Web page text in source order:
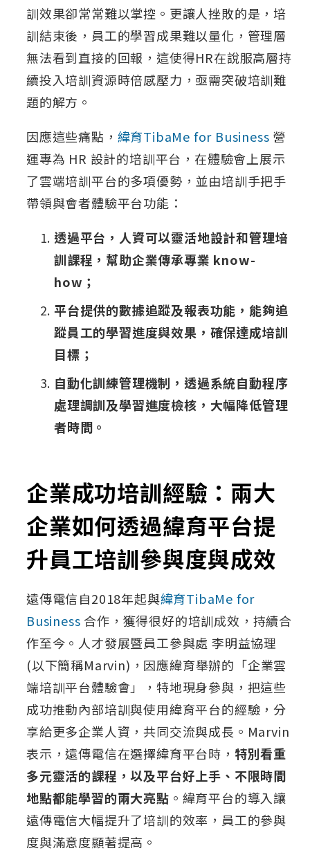
訓效果卻常常難以掌控。更讓人挫敗的是，培
訓結束後，員工的學習成果難以量化，管理層
無法看到直接的回報，這使得HR在說服高層持
續投入培訓資源時倍感壓力，亟需突破培訓難
題的解方。
因應這些痛點， 緯育TibaMe for Business 營
運專為 HR 設計的培訓平台，在體驗會上展示
了雲端培訓平台的多項優勢，並由培訓手把手
帶領與會者體驗平台功能：
透過平台，人資可以靈活地設計和管理培
訓課程，幫助企業傳承專業 know-
how；
平台提供的數據追蹤及報表功能，能夠追
蹤員工的學習進度與效果，確保達成培訓
目標；
自動化訓練管理機制，透過系統自動程序
處理調訓及學習進度檢核，大幅降低管理
者時間。
企業成功培訓經驗：兩大
企業如何透過緯育平台提
升員工培訓參與度與成效
遠傳電信自2018年起與緯育TibaMe for
Business 合作，獲得很好的培訓成效，持續合
作至今。人才發展暨員工參與處 李明益協理
(以下簡稱Marvin)，因應緯育舉辦的「企業雲
端培訓平台體驗會」，特地現身參與，把這些
成功推動內部培訓與使用緯育平台的經驗，分
享給更多企業人資，共同交流與成長。Marvin
表示，遠傳電信在選擇緯育平台時， 特別看重
多元靈活的課程，以及平台好上手、不限時間
地點都能學習的兩大亮點 。緯育平台的導入讓
遠傳電信大幅提升了培訓的效率，員工的參與
度與滿意度顯著提高。